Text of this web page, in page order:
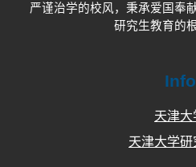
严谨治学的校风，秉承爱国奉
研究生教育的
Info
天津大
天津大学研